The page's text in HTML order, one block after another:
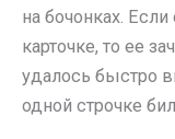
на бочонках.
карточке, то ее
удалось быстро
одной строчке